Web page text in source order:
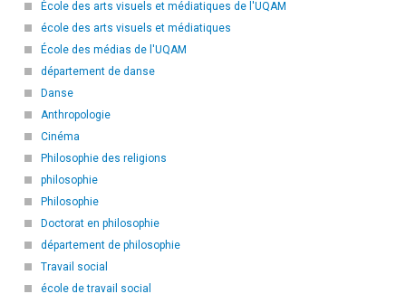
École des arts visuels et médiatiques de l'UQAM
école des arts visuels et médiatiques
École des médias de l'UQAM
département de danse
Danse
Anthropologie
Cinéma
Philosophie des religions
philosophie
Philosophie
Doctorat en philosophie
département de philosophie
Travail social
école de travail social